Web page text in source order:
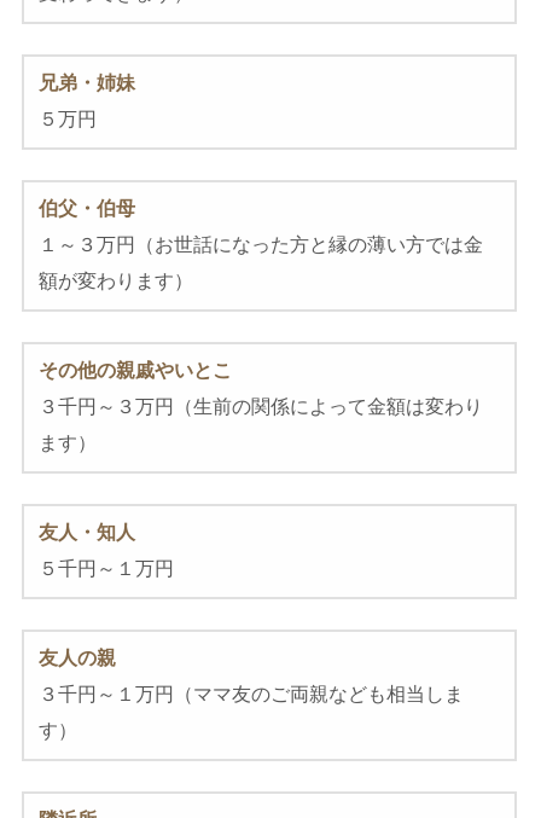
兄弟・姉妹
５万円
伯父・伯母
１～３万円（お世話になった方と縁の薄い方では金
額が変わります）
その他の親戚やいとこ
３千円～３万円（生前の関係によって金額は変わり
ます）
友人・知人
５千円～１万円
友人の親
３千円～１万円（ママ友のご両親なども相当しま
す）